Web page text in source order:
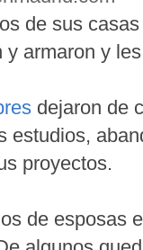
de sus
armaron y
dejaron de
estudios,
proyectos.
de esposas